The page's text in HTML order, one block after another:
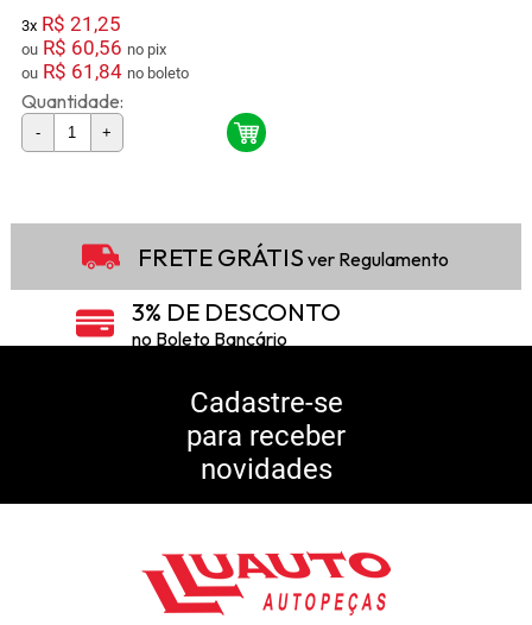
3x R$ 21,25
ou R$ 60,56
no pix
ou R$ 61,84 no boleto
Quantidade:
- +
FRETE GRÁTIS ver Regulamento
3% DE DESCONTO
no Boleto Bancário
5% DE DESCONTO
10% DE CASHBACK
Consulte Regulamento
Cadastre-se
para receber
novidades